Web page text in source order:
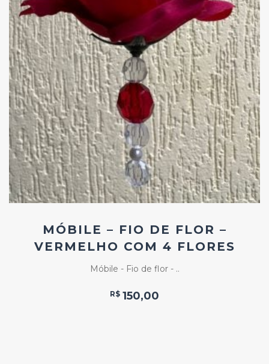
Add
ao
Favoritos
MÓBILE – FIO DE FLOR –
VERMELHO COM 4 FLORES
Móbile - Fio de flor - ..
R$ 150,00